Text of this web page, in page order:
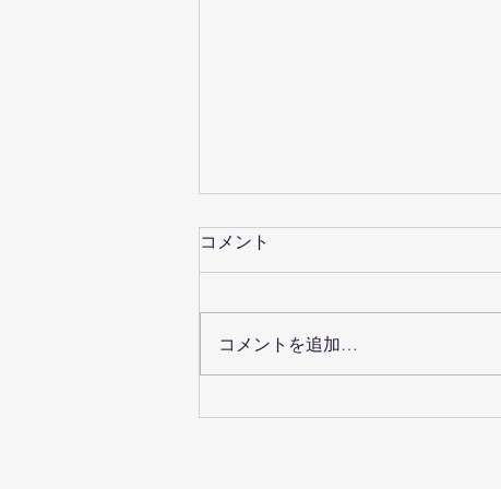
コメント
コメントを追加…